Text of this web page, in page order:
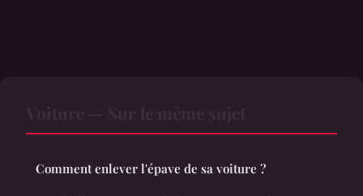
Comment enlever l'épave de sa voiture ?